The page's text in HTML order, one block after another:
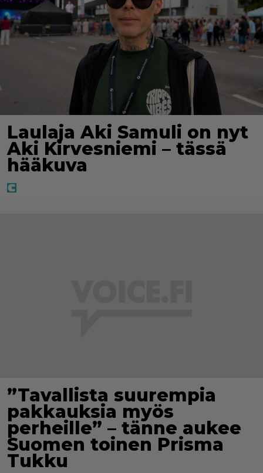
Laulaja Aki Samuli on nyt
Aki Kirvesniemi – tässä
hääkuva
”Tavallista suurempia
pakkauksia myös
perheille” – tänne aukee
Suomen toinen Prisma
Tukku